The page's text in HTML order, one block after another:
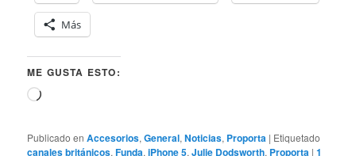
Más
ME GUSTA ESTO:
Cargando...
Publicado en Accesorios,General,Noticias, Proporta | Etiquetado
canales británicos,Funda,iPhone 5,Julie Dodsworth, Proporta |1